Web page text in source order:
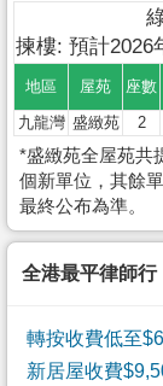
揀樓: 預計2026
地區 屋苑 座數
九龍灣 盛緻苑 2
*盛緻苑全屋苑共
個新單位，其餘
最終公布為準。
全港最平律師行
轉按收費低至
新居屋收費